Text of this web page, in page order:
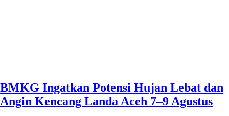
BMKG Ingatkan Potensi Hujan Lebat dan
Angin Kencang Landa Aceh 7–9 Agustus